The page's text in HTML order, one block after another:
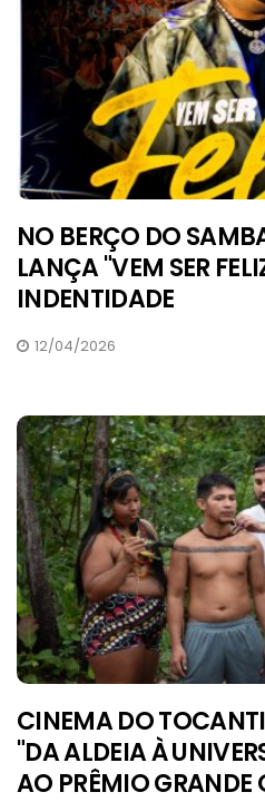
NO BERÇO DO
LANÇA "VEM SER
INDENTIDADE
12/04/2026
CINEMA DO
"DA ALDEIA À
AO PRÊMIO GRANDE